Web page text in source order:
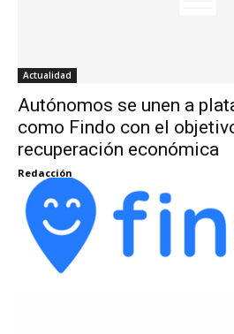
Actualidad
Autónomos se unen a
como Findo con el
recuperación económica
Redacción